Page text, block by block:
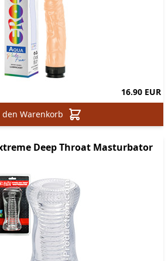
16.90 EUR
Warenkorb
Deep Throat Masturbator